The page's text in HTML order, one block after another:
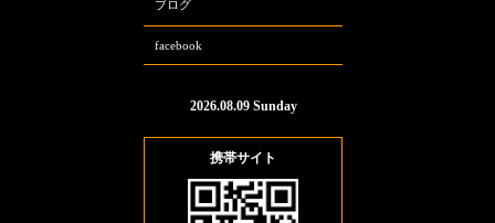
ブログ
facebook
2026.08.09 Sunday
携帯サイト